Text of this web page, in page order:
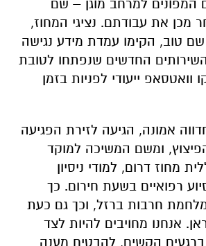
וואטסאפ ייעודי לפניות בזמן
אמונה, הגיעה לזירת הפגיעה
ומשם המשיכה למוקד
מחוז דרום, למודי ניסיון
חרבות ברזל, וכך גם כעת
אנחנו מחויבים להיות לצד
הקשים, להבטיח מענה
אספקת תרופות מצילות חיים,
לשגרה."
מערך החירום ימשיך לפעול בכל